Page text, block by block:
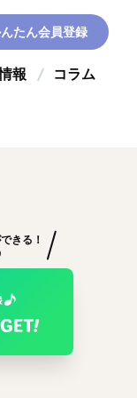
たん会員登録
報 コラム
きる！